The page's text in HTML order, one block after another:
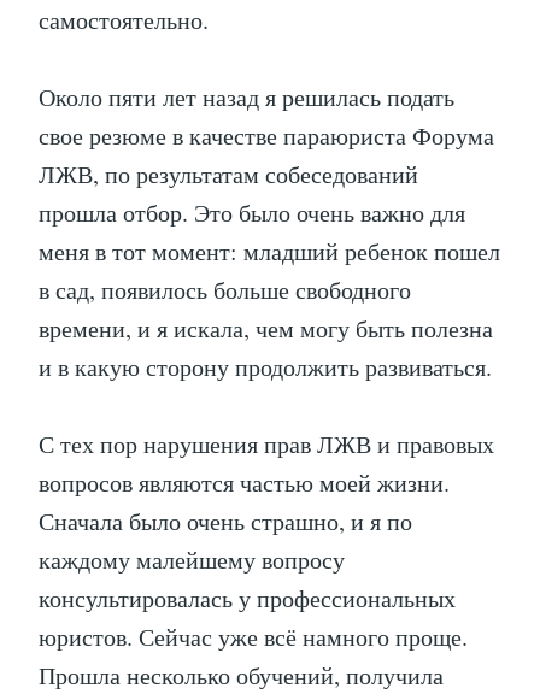
самостоятельно.
Около пяти лет назад я решилась подать
свое резюме в качестве параюриста Форума
ЛЖВ, по результатам собеседований
прошла отбор. Это было очень важно для
меня в тот момент: младший ребенок пошел
в сад, появилось больше свободного
времени, и я искала, чем могу быть полезна
и в какую сторону продолжить развиваться.
С тех пор нарушения прав ЛЖВ и правовых
вопросов являются частью моей жизни.
Сначала было очень страшно, и я по
каждому малейшему вопросу
консультировалась у профессиональных
юристов. Сейчас уже всё намного проще.
Прошла несколько обучений, получила